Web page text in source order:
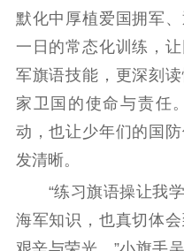
科研创新
统计分析
电影
服务
共
默化中厚植爱国拥军
一日的常态化训练，
军旗语技能，更深刻
家卫国的使命与责任
动，也让少年们的国
发清晰。
“练习旗语操让我学
海军知识，也真切体